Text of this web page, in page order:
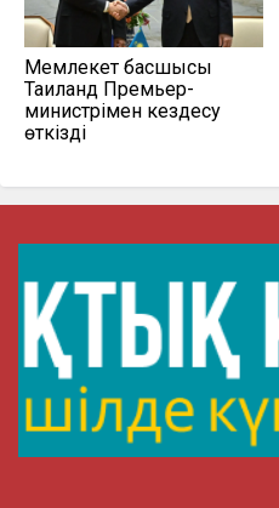
Мемлекет басшысы
Таиланд Премьер-
министрімен кездесу
өткізді